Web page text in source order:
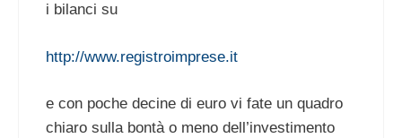
i bilanci su
http://www.registroimprese.it
e con poche decine di euro vi fate un quadro
chiaro sulla bontà o meno dell’investimento